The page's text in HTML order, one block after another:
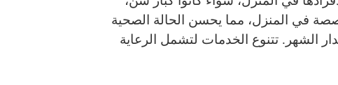
في المنزل، مما يحسن الحالة الصحية
الشهر. تتنوع الخدمات لتشمل الرعاية